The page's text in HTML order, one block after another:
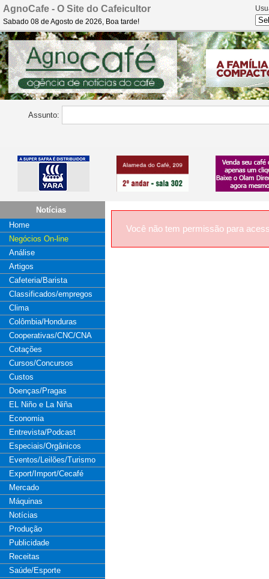
AgnoCafe - O Site do Cafeicultor
Sabado 08 de Agosto de 2026, Boa tarde!
Assunto:
Notícias
Home
Negócios On-line
Análise
Artigos
Cafeteria/Barista
Classificados/empregos
Clima
Colômbia/Honduras
Cooperativas/CNC/CNA
Cotações
Cursos/Concursos
Custos
Doenças/Pragas
EL Niño e La Niña
Economia
Entrevista/Podcast
Especiais/Orgânicos
Eventos/Leilões/Turismo
Export/Import/Cecafé
Mercado
Máquinas
Notícias
Produção
Publicidade
Receitas
Saúde/Esporte
Você não tem permissão para